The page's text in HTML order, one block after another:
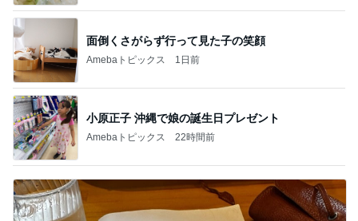
面倒くさがらず行って見た子の笑顔
Amebaトピックス 1日前
小原正子 沖縄で娘の誕生日プレゼント
Amebaトピックス 22時間前